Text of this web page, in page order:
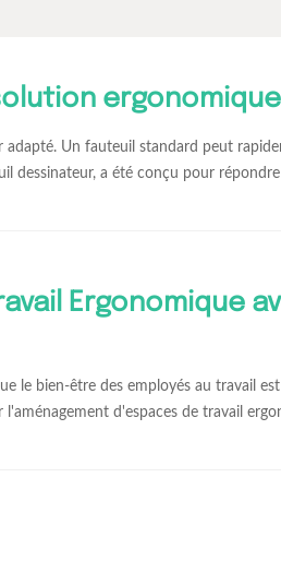
adapté. Un fauteuil standard peut
dessinateur, a été conçu pour
Ergonomique
le bien-être des employés au travail
d'espaces de travail